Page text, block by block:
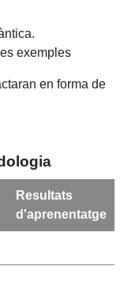
exemples
en forma de
Resultats
d'aprenentatge